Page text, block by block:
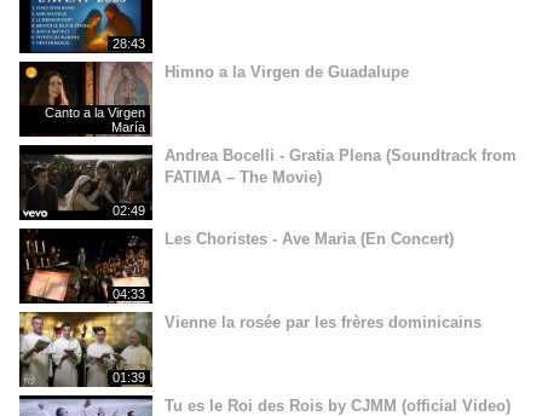
28:43
Canto a la Virgen
María
Himno a la Virgen de Guadalupe
02:49
Andrea Bocelli - Gratia Plena (Soundtrack from
FATIMA – The Movie)
04:33
Les Choristes - Ave Maria (En Concert)
01:39
Vienne la rosée par les frères dominicains
Tu es le Roi des Rois by CJMM (official Video)